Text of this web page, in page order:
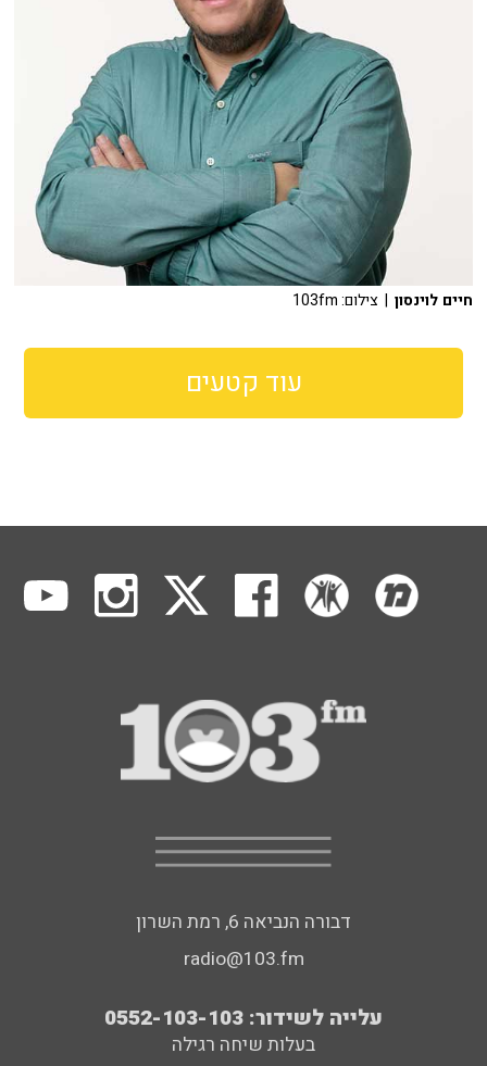
חיים לוינסון | צילום: 103fm
עוד קטעים
דבורה הנביאה 6, רמת השרון
radio@103.fm
עלייה לשידור: 0552-103-103
בעלות שיחה רגילה